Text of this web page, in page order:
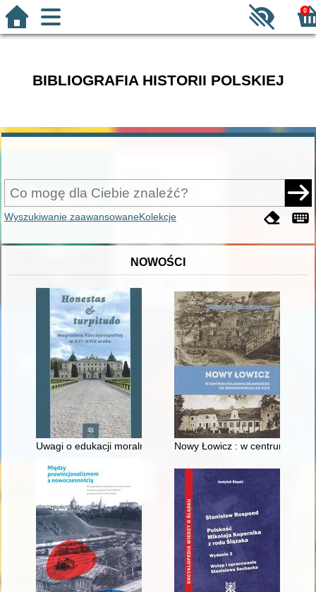
0
BIBLIOGRAFIA HISTORII POLSKIEJ
Wyszukiwanie zaawansowaneKolekcje
NOWOŚCI
Uwagi o edukacji moralnej synów szlacheckich w XVI-
Nowy Łowicz : w centrum